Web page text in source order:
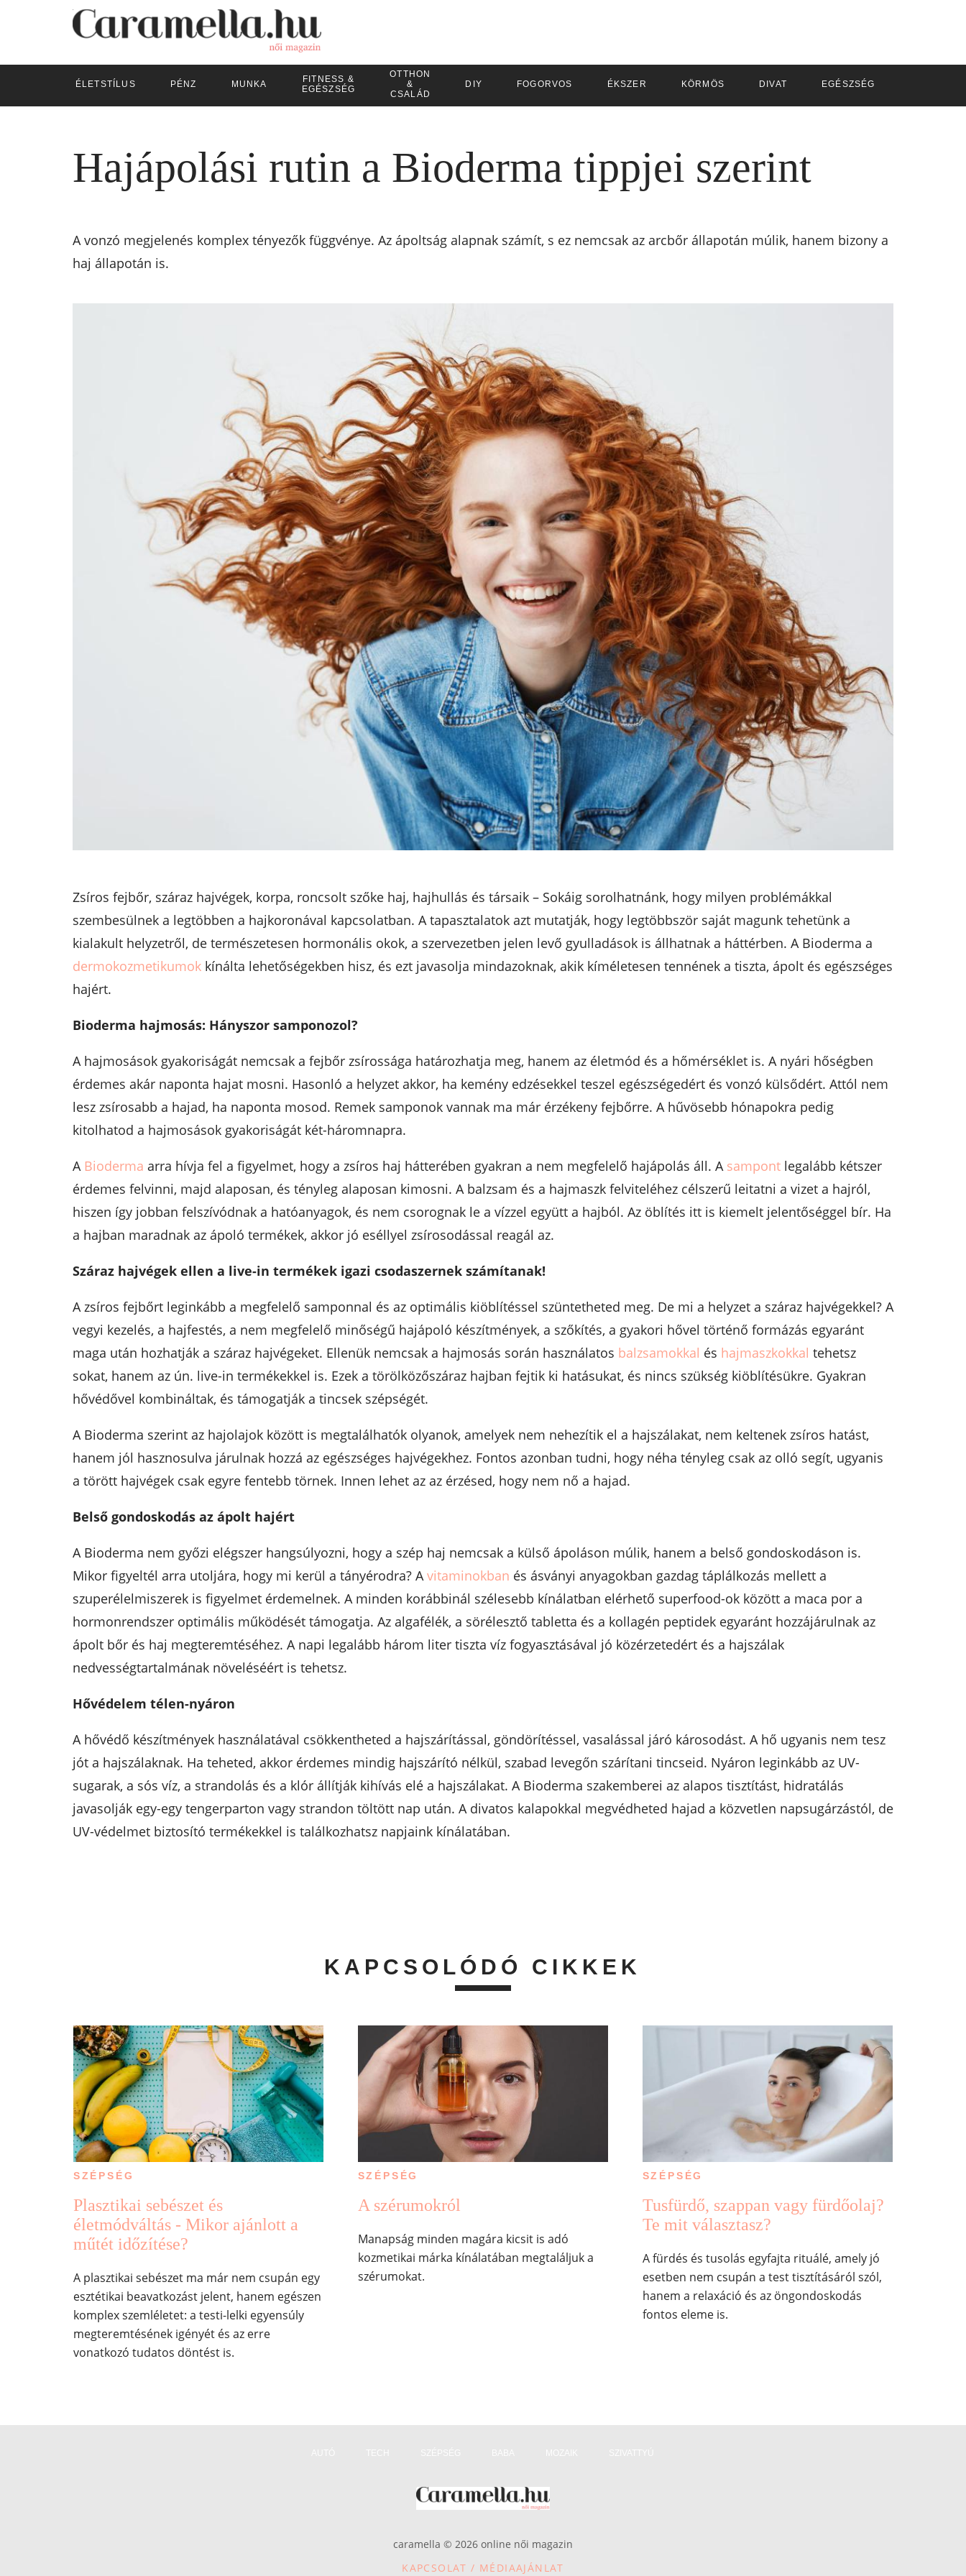
ÉLETSTÍLUS PÉNZ MUNKA
FITNESS &
EGÉSZSÉG
OTTHON
&
CSALÁD
DIY FOGORVOS ÉKSZER KÖRMÖS DIVAT EGÉSZSÉG
Hajápolási rutin a Bioderma tippjei szerint
A vonzó megjelenés komplex tényezők függvénye. Az ápoltság alapnak számít, s ez nemcsak az arcbőr állapotán múlik, hanem bizony a
haj állapotán is.
Zsíros fejbőr, száraz hajvégek, korpa, roncsolt szőke haj, hajhullás és társaik – Sokáig sorolhatnánk, hogy milyen problémákkal
szembesülnek a legtöbben a hajkoronával kapcsolatban. A tapasztalatok azt mutatják, hogy legtöbbször saját magunk tehetünk a
kialakult helyzetről, de természetesen hormonális okok, a szervezetben jelen levő gyulladások is állhatnak a háttérben. A Bioderma a
dermokozmetikumokkínálta lehetőségekben hisz, és ezt javasolja mindazoknak, akik kíméletesen tennének a tiszta, ápolt és egészséges
hajért.
Bioderma hajmosás: Hányszor samponozol?
A hajmosások gyakoriságát nemcsak a fejbőr zsírossága határozhatja meg, hanem az életmód és a hőmérséklet is. A nyári hőségben
érdemes akár naponta hajat mosni. Hasonló a helyzet akkor, ha kemény edzésekkel teszel egészségedért és vonzó külsődért. Attól nem
lesz zsírosabb a hajad, ha naponta mosod. Remek samponok vannak ma már érzékeny fejbőrre. A hűvösebb hónapokra pedig
kitolhatod a hajmosások gyakoriságát két-háromnapra.
A Bioderma arra hívja fel a figyelmet, hogy a zsíros haj hátterében gyakran a nem megfelelő hajápolás áll. A sampontlegalább kétszer
érdemes felvinni, majd alaposan, és tényleg alaposan kimosni. A balzsam és a hajmaszk felviteléhez célszerű leitatni a vizet a hajról,
hiszen így jobban felszívódnak a hatóanyagok, és nem csorognak le a vízzel együtt a hajból. Az öblítés itt is kiemelt jelentőséggel bír. Ha
a hajban maradnak az ápoló termékek, akkor jó eséllyel zsírosodással reagál az.
Száraz hajvégek ellen a live-in termékek igazi csodaszernek számítanak!
A zsíros fejbőrt leginkább a megfelelő samponnal és az optimális kiöblítéssel szüntetheted meg. De mi a helyzet a száraz hajvégekkel? A
vegyi kezelés, a hajfestés, a nem megfelelő minőségű hajápoló készítmények, a szőkítés, a gyakori hővel történő formázás egyaránt
maga után hozhatják a száraz hajvégeket. Ellenük nemcsak a hajmosás során használatos balzsamokkal és hajmaszkokkal tehetsz
sokat, hanem az ún. live-in termékekkel is. Ezek a törölközőszáraz hajban fejtik ki hatásukat, és nincs szükség kiöblítésükre. Gyakran
hővédővel kombináltak, és támogatják a tincsek szépségét.
A Bioderma szerint az hajolajok között is megtalálhatók olyanok, amelyek nem nehezítik el a hajszálakat, nem keltenek zsíros hatást,
hanem jól hasznosulva járulnak hozzá az egészséges hajvégekhez. Fontos azonban tudni, hogy néha tényleg csak az olló segít, ugyanis
a törött hajvégek csak egyre fentebb törnek. Innen lehet az az érzésed, hogy nem nő a hajad.
Belső gondoskodás az ápolt hajért
A Bioderma nem győzi elégszer hangsúlyozni, hogy a szép haj nemcsak a külső ápoláson múlik, hanem a belső gondoskodáson is.
Mikor figyeltél arra utoljára, hogy mi kerül a tányérodra? Avitaminokban és ásványi anyagokban gazdag táplálkozás mellett a
szuperélelmiszerek is figyelmet érdemelnek. A minden korábbinál szélesebb kínálatban elérhető superfood-ok között a maca por a
hormonrendszer optimális működését támogatja. Az algafélék, a sörélesztő tabletta és a kollagén peptidek egyaránt hozzájárulnak az
ápolt bőr és haj megteremtéséhez. A napi legalább három liter tiszta víz fogyasztásával jó közérzetedért és a hajszálak
nedvességtartalmának növeléséért is tehetsz.
Hővédelem télen-nyáron
A hővédő készítmények használatával csökkentheted a hajszárítással, göndörítéssel, vasalással járó károsodást. A hő ugyanis nem tesz
jót a hajszálaknak. Ha teheted, akkor érdemes mindig hajszárító nélkül, szabad levegőn szárítani tincseid. Nyáron leginkább az UV-
sugarak, a sós víz, a strandolás és a klór állítják kihívás elé a hajszálakat. A Bioderma szakemberei az alapos tisztítást, hidratálás
javasolják egy-egy tengerparton vagy strandon töltött nap után. A divatos kalapokkal megvédheted hajad a közvetlen napsugárzástól, de
UV-védelmet biztosító termékekkel is találkozhatsz napjaink kínálatában.
KAPCSOLÓDÓ CIKKEK
SZÉPSÉG
Plasztikai sebészet és
életmódváltás - Mikor ajánlott a
műtét időzítése?
A plasztikai sebészet ma már nem csupán egy
esztétikai beavatkozást jelent, hanem egészen
komplex szemléletet: a testi-lelki egyensúly
megteremtésének igényét és az erre
vonatkozó tudatos döntést is.
SZÉPSÉG
A szérumokról
Manapság minden magára kicsit is adó
kozmetikai márka kínálatában megtaláljuk a
szérumokat.
SZÉPSÉG
Tusfürdő, szappan vagy fürdőolaj?
Te mit választasz?
A fürdés és tusolás egyfajta rituálé, amely jó
esetben nem csupán a test tisztításáról szól,
hanem a relaxáció és az öngondoskodás
fontos eleme is.
caramella © 2026 online női magazin
KAPCSOLAT / MÉDIAAJÁNLAT